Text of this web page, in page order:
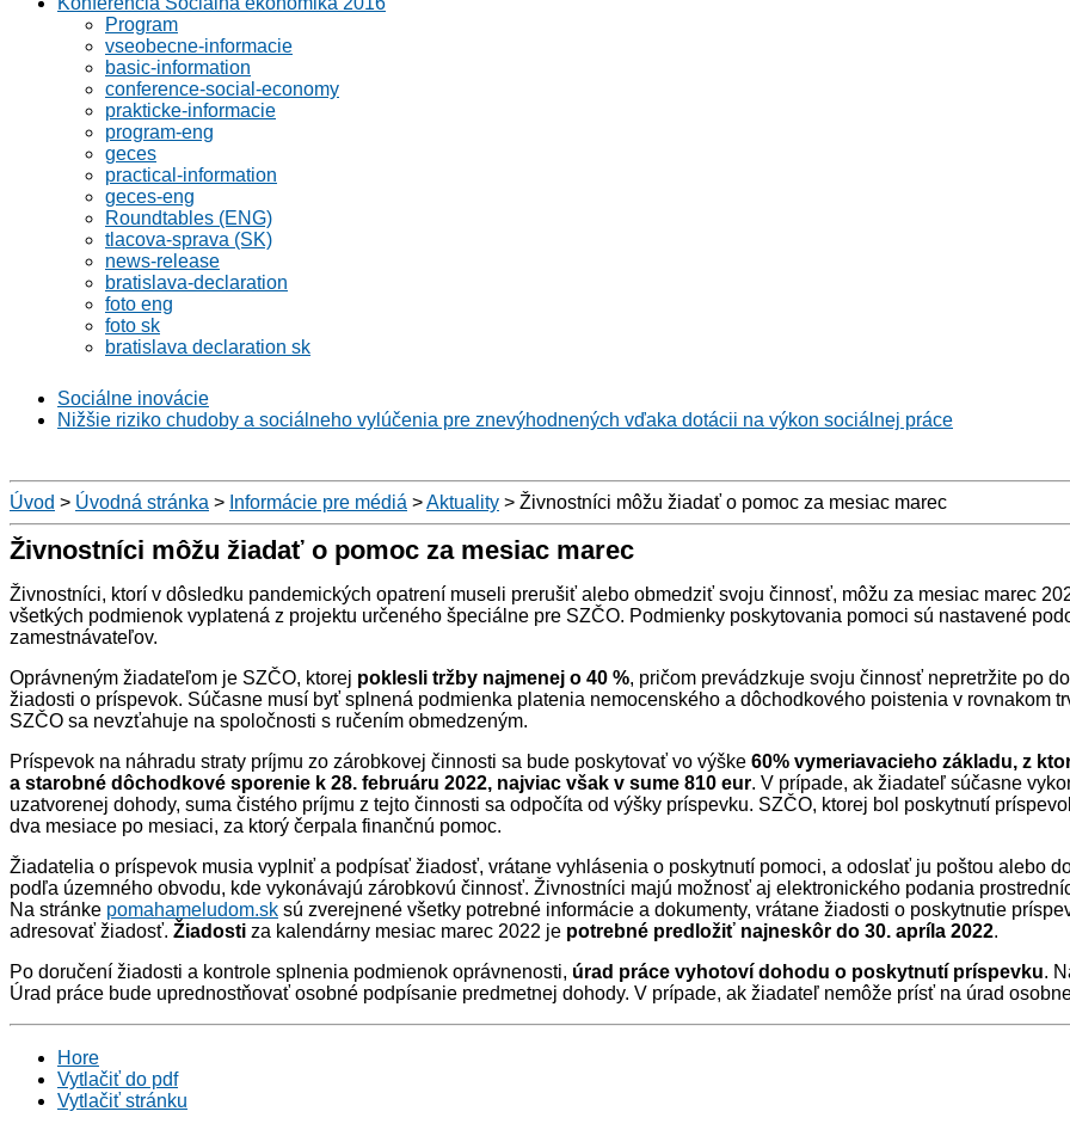
Program
vseobecne-informacie
basic-information
conference-social-economy
prakticke-informacie
program-eng
geces
practical-information
geces-eng
Roundtables (ENG)
tlacova-sprava (SK)
news-release
bratislava-declaration
foto eng
foto sk
bratislava declaration sk
Sociálne inovácie
Nižšie riziko chudoby a sociálneho vylúčenia pre znevýhodnených vďaka dotácii na výkon sociálnej práce
Úvod > Úvodná stránka > Informácie pre médiá >Aktuality > Živnostníci môžu žiadať o pomoc za mesiac marec
Živnostníci môžu žiadať o pomoc za mesiac marec
Živnostníci, ktorí v dôsledku pandemických opatrení museli prerušiť alebo obmedziť svoju činnosť, môžu za mesiac marec
všetkých podmienok vyplatená z projektu určeného špeciálne pre SZČO. Podmienky poskytovania pomoci sú nastavené
zamestnávateľov.
Oprávneným žiadateľom je SZČO, ktorej poklesli tržby najmenej o 40 %, pričom prevádzkuje svoju činnosť nepretržite po
žiadosti o príspevok. Súčasne musí byť splnená podmienka platenia nemocenského a dôchodkového poistenia v rovnakom
SZČO sa nevzťahuje na spoločnosti s ručením obmedzeným.
Príspevok na náhradu straty príjmu zo zárobkovej činnosti sa bude poskytovať vo výške 60% vymeriavacieho základu, z
a starobné dôchodkové sporenie k 28. februáru 2022, najviac však v sume 810 eur. V prípade, ak žiadateľ súčasne
uzatvorenej dohody, suma čistého príjmu z tejto činnosti sa odpočíta od výšky príspevku. SZČO, ktorej bol poskytnutí
dva mesiace po mesiaci, za ktorý čerpala finančnú pomoc.
Žiadatelia o príspevok musia vyplniť a podpísať žiadosť, vrátane vyhlásenia o poskytnutí pomoci, a odoslať ju poštou alebo
podľa územného obvodu, kde vykonávajú zárobkovú činnosť. Živnostníci majú možnosť aj elektronického podania
Na stránke pomahameludom.sk sú zverejnené všetky potrebné informácie a dokumenty, vrátane žiadosti o poskytnutie
adresovať žiadosť. Žiadosti za kalendárny mesiac marec 2022 je potrebné predložiť najneskôr do 30. apríla 2022.
Po doručení žiadosti a kontrole splnenia podmienok oprávnenosti, úrad práce vyhotoví dohodu o poskytnutí príspevku.
Úrad práce bude uprednostňovať osobné podpísanie predmetnej dohody. V prípade, ak žiadateľ nemôže prísť na úrad
Hore
Vytlačiť do pdf
Vytlačiť stránku